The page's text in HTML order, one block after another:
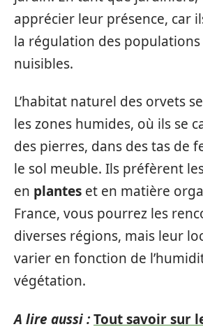
apprécier leur présence, car
la régulation des populations
nuisibles.
L’habitat naturel des orvets
les zones humides, où ils se
des pierres, dans des tas de
le sol meuble. Ils préfèrent
en plantes et en matière
France, vous pourrez les
diverses régions, mais leur
varier en fonction de
végétation.
A lire aussi :Tout savoir sur